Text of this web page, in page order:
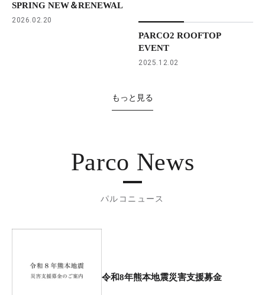
SPRING NEW＆RENEWAL
2026.02.20
PARCO2 ROOFTOP
EVENT
2025.12.02
もっと見る
Parco News
パルコニュース
令和8年熊本地震災害支援募金